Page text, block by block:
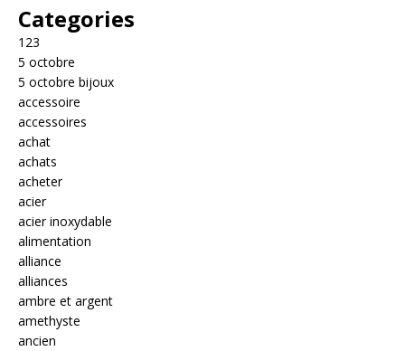
Categories
123
5 octobre
5 octobre bijoux
accessoire
accessoires
achat
achats
acheter
acier
acier inoxydable
alimentation
alliance
alliances
ambre et argent
amethyste
ancien